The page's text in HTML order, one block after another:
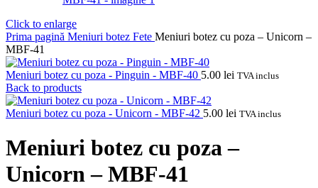
Click to enlarge
Prima pagină Meniuri botez Fete Meniuri botez cu poza – Unicorn –
MBF-41
Meniuri botez cu poza - Pinguin - MBF-40 5.00 lei TVA inclus
Back to products
Meniuri botez cu poza - Unicorn - MBF-42 5.00 lei TVA inclus
Meniuri botez cu poza –
Unicorn – MBF-41